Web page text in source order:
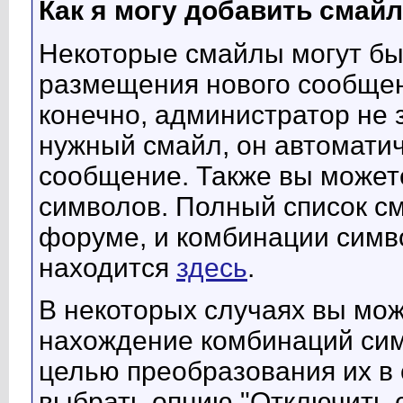
Как я могу добавить
Некоторые смайлы могут
размещения нового
конечно, администратор не
нужный смайл, он
сообщение. Также вы
символов. Полный список
форуме, и комбинации
находится здесь.
В некоторых случаях вы
нахождение комбинаций
целью преобразования их